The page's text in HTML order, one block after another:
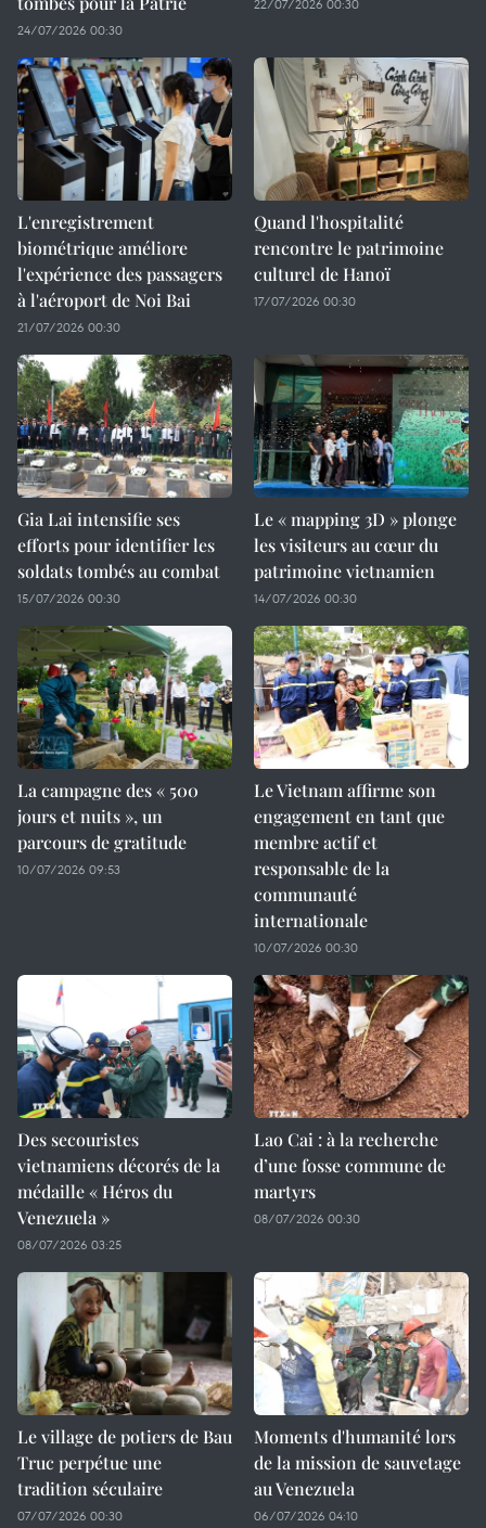
24/07/2026 00:30
22/07/2026 00:30
L'enregistrement
biométrique améliore
l'expérience des passagers
à l'aéroport de Noi Bai
21/07/2026 00:30
Quand l'hospitalité
rencontre le patrimoine
culturel de Hanoï
17/07/2026 00:30
Gia Lai intensifie ses
efforts pour identifier les
soldats tombés au combat
15/07/2026 00:30
Le « mapping 3D » plonge
les visiteurs au cœur du
patrimoine vietnamien
14/07/2026 00:30
La campagne des « 500
jours et nuits », un
parcours de gratitude
10/07/2026 09:53
Le Vietnam affirme son
engagement en tant que
membre actif et
responsable de la
communauté
internationale
10/07/2026 00:30
Des secouristes
vietnamiens décorés de la
médaille « Héros du
Venezuela »
08/07/2026 03:25
Lao Cai : à la recherche
d’une fosse commune de
martyrs
08/07/2026 00:30
Le village de potiers de Bau
Truc perpétue une
tradition séculaire
07/07/2026 00:30
Moments d'humanité lors
de la mission de sauvetage
au Venezuela
06/07/2026 04:10